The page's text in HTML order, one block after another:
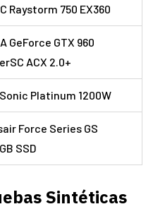
Raystorm 750 EX360
GeForce GTX 960
ACX 2.0+
Platinum 1200W
Force Series GS
SSD
Sintéticas